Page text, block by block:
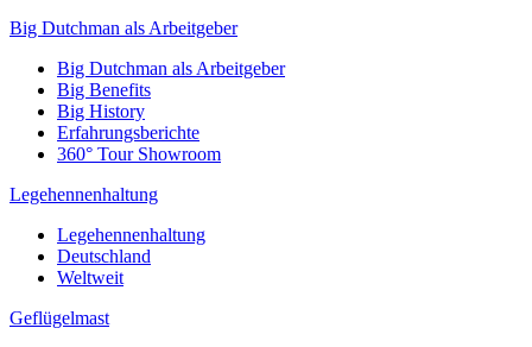
Big Dutchman als Arbeitgeber
Big Dutchman als Arbeitgeber
Big Benefits
Big History
Erfahrungsberichte
360° Tour Showroom
Legehennenhaltung
Legehennenhaltung
Deutschland
Weltweit
Geflügelmast